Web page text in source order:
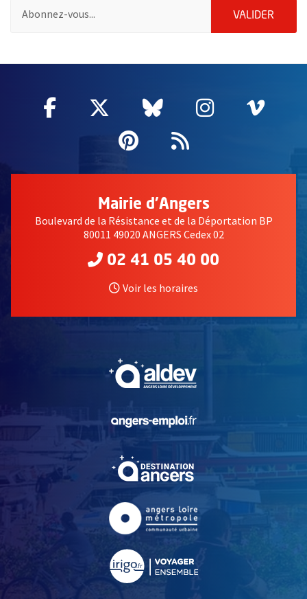
VALIDER
Facebook
, Ouvre une nouvelle fenêtre
Twitter
, Ouvre une nouvelle
Bluesky
, Ouvre une
Instagram
, Ouvre
,
Pinterest
, Ouvre une
Flux RSS
Mairie d'Angers
Boulevard de la Résistance et de la Déportation BP
80011 49020 ANGERS Cedex 02
02 41 05 40 00
Voir les horaires
, Ouvre une nouvelle
, Ouvre une nouvelle